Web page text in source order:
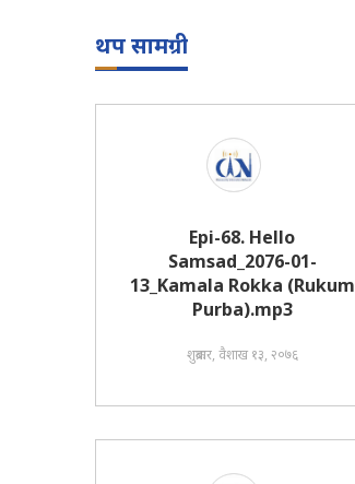
थप सामग्री
Epi-68. Hello
Samsad_2076-01-
13_Kamala Rokka (Rukum
Purba).mp3
शुक्रबार, वैशाख १३, २०७६